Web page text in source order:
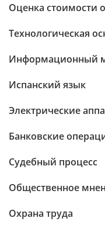
Оценка стоимости
Технологическая
Информационный
Испанский язык
Электрические
Банковские
Судебный процесс
Общественное
Охрана труда